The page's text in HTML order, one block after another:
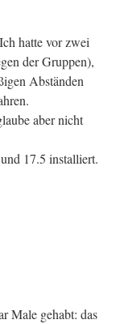
hatte vor zwei
der Gruppen),
Abständen
aber nicht
17.5 installiert.
Male gehabt: das